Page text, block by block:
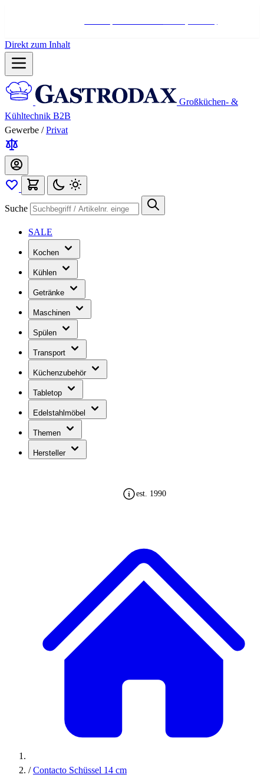
Direkt zum Inhalt
Großküchen- &
Kühltechnik B2B
Gewerbe / Privat
Suche
SALE
Kochen
Kühlen
Getränke
Maschinen
Spülen
Transport
Küchenzubehör
Tabletop
Edelstahlmöbel
Themen
Hersteller
est. 1990
/ Contacto Schüssel 14 cm